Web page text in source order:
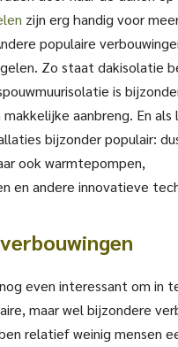
zijn erg handig voor
populaire
Zo staat dakisolatie
is
aanbreng. En
bijzonder populair:
ook warmtepompen,
en andere innovatieve
even interessant om in
maar wel bijzondere
relatief weinig mensen